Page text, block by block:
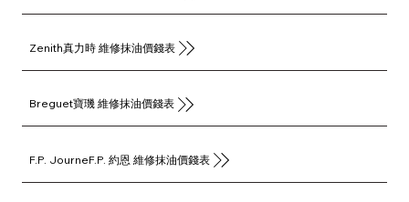
Zenith真力時 維修抹油價錢表
Breguet寶璣 維修抹油價錢表
F.P. JourneF.P. 約恩 維修抹油價錢表